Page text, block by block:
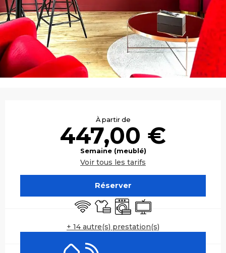
À partir de
447,00 €
Semaine (meublé)
Voir tous les tarifs
Réserver
WiFi Draps et linge
Lave lingeTélévision
+ 14 autre(s) prestation(s)